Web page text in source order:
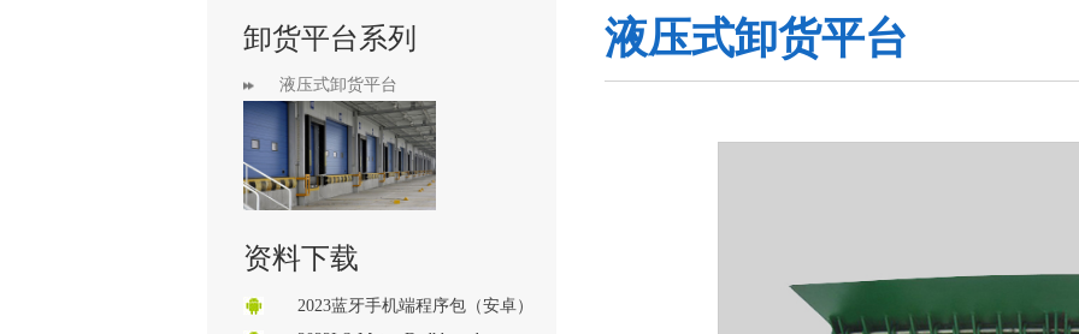
卸货平台系列
液压式卸货平台
资料下载
2023蓝牙手机端程序包（安卓）
液压式卸货平台